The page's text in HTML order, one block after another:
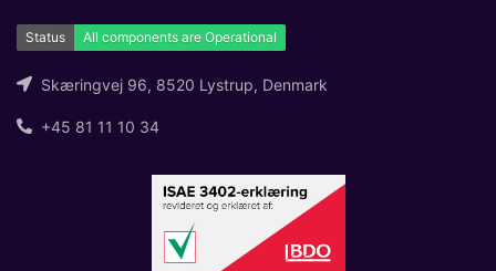
Skæringvej 96, 8520 Lystrup, Denmark
+45 81 11 10 34